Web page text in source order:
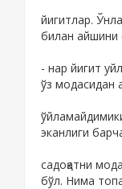
йигитлар.
билан айшини
- нар йигит
ўз модасидан
эканлиги
садоқатни
бўл. Нима